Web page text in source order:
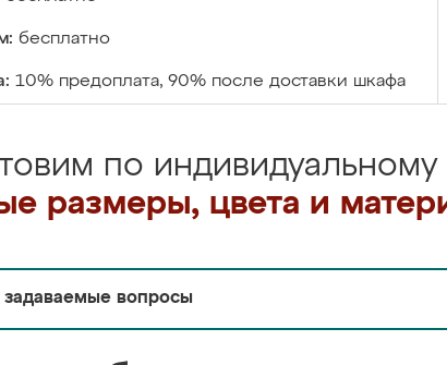
бесплатно
10% предоплата, 90% после доставки шкафа
по индивидуальному
размеры, цвета и
задаваемые вопросы